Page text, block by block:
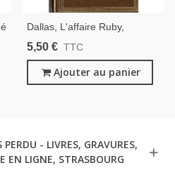
Dallas, L'affaire Ruby,
Frédéric Pottecher, 1971 -
Politique Américaine, Etats-
Unis,
5,50 € TTC
Ajouter au panier
- LIVRES, GRAVURES,
EN LIGNE, STRASBOURG